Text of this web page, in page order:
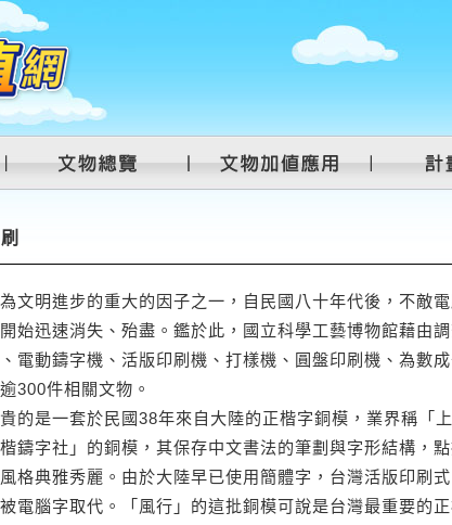
文明進步的重大的因子之一，自民國八十年代後，不敵
始迅速消失、殆盡。鑑於此，國立科學工藝博物館藉由
電動鑄字機、活版印刷機、打樣機、圓盤印刷機、為數
逾300件相關文物。
是一套於民國38年來自大陸的正楷字銅模，業界稱「
鑄字社」的銅模，其保存中文書法的筆劃與字形結構，
格典雅秀麗。由於大陸早已使用簡體字，台灣活版印刷式
電腦字取代。「風行」的這批銅模可說是台灣最重要的